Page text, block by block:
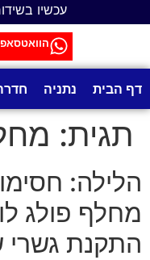
עכשיו
דף הבית נתניה
תגית:
מחלף פולג
התקנת גשרי